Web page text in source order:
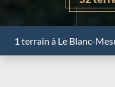
1 terrainà Le Blanc-